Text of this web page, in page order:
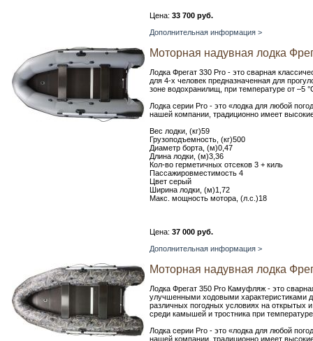
Цена: 33 700 руб.
Дополнительная информация >
Моторная надувная лодка
Лодка Фрегат 330 Pro - это сварная
для 4-х человек предназначенная для
зоне водохранилищ, при температуре от –5
Лодка серии Pro - это «лодка для любой
нашей компании, традиционно имеет
Вес лодки, (кг)59
Грузоподъемность, (кг)500
Диаметр борта, (м)0,47
Длина лодки, (м)3,36
Кол-во герметичных отсеков 3 + киль
Пассажировместимость 4
Цвет серый
Ширина лодки, (м)1,72
Макс. мощность мотора, (л.с.)18
Цена: 37 000 руб.
Дополнительная информация >
Моторная надувная лодка
Лодка Фрегат 350 Pro Камуфляж - это
улучшенными ходовыми характеристиками
различных погодных условиях на
среди камышей и тростника при
Лодка серии Pro - это «лодка для любой
нашей компании, традиционно имеет